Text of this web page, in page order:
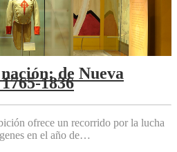
de Nueva
1836
ofrece un recorrido por la lucha
en el año de…